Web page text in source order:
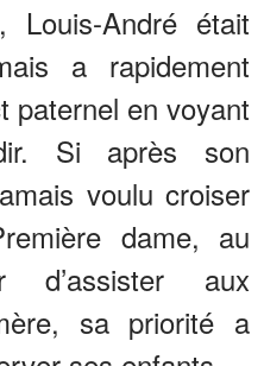
Louis-André était
a rapidement
paternel en voyant
Si après son
voulu croiser
dame, au
aux
sa priorité a